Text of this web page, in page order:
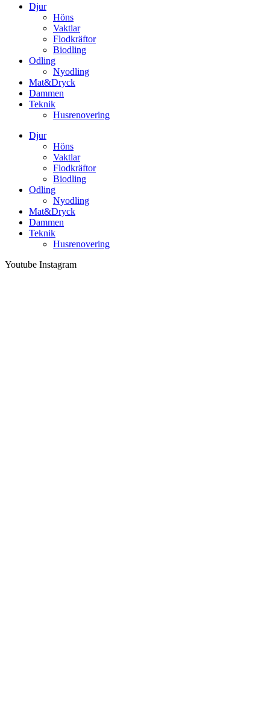
Djur
Höns
Vaktlar
Flodkräftor
Biodling
Odling
Nyodling
Mat&Dryck
Dammen
Teknik
Husrenovering
Djur
Höns
Vaktlar
Flodkräftor
Biodling
Odling
Nyodling
Mat&Dryck
Dammen
Teknik
Husrenovering
Youtube Instagram